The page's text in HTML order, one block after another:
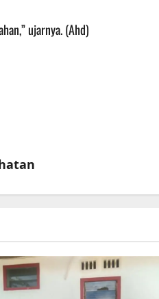
ujarnya. (Ahd)